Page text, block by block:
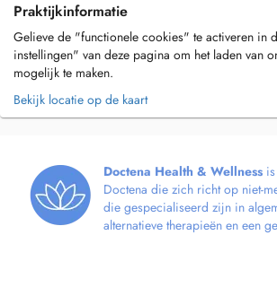
Praktijkinformatie
Gelieve de "functionele cookies" te activeren in
instellingen" van deze pagina om het laden van
mogelijk te maken.
Bekijk locatie op de kaart
Doctena Health & Wellness
Doctena die zich richt op niet-
die gespecialiseerd zijn in
alternatieve therapieën en een